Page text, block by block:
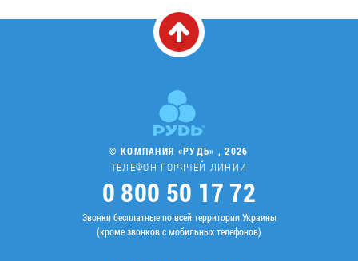
© КОМПАНИЯ «РУДЬ» , 2026
ТЕЛЕФОН ГОРЯЧЕЙ ЛИНИИ
0 800 50 17 72
Звонки бесплатные по всей территории Украины
(кроме звонков с мобильных телефонов)